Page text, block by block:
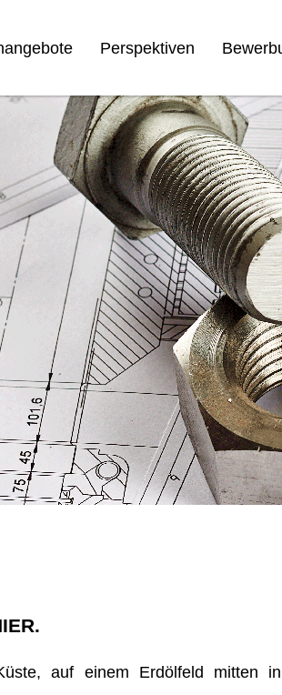
Perspektiven
auf einem Erdölfeld mitten